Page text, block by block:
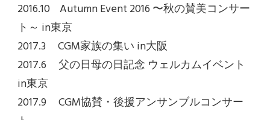
2016.10 Autumn Event 2016 〜秋の賛美コンサー
ト～ in東京
2017.3 CGM家族の集い in大阪
2017.6 父の日母の日記念 ウェルカムイベント
in東京
2017.9 CGM協賛・後援アンサンブルコンサー